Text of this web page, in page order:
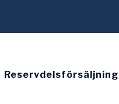
Reservdelsförsäljning